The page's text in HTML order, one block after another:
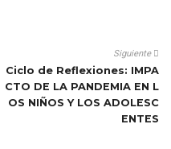
Siguiente
Ciclo de Reflexiones: IMPA
CTO DE LA PANDEMIA EN L
OS NIÑOS Y LOS ADOLESC
ENTES